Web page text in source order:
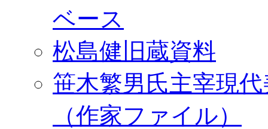
ベース
松島健旧蔵資料
笹木繁男氏主宰現
（作家ファイル）